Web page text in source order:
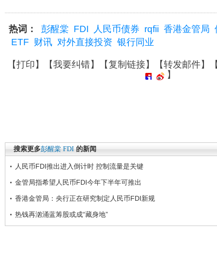
热词： 彭醒棠 FDI 人民币债券 rqfii 香港金管局
ETF 财讯 对外直接投资 银行同业
【打印】【我要纠错】【复制链接】【转发邮件】
】
搜索更多彭醒棠 FDI 的新闻
人民币FDI推出进入倒计时 控制流量是关键
金管局指希望人民币FDI今年下半年可推出
香港金管局：央行正在研究制定人民币FDI新规
热钱再汹涌蓝筹股或成“藏身地”